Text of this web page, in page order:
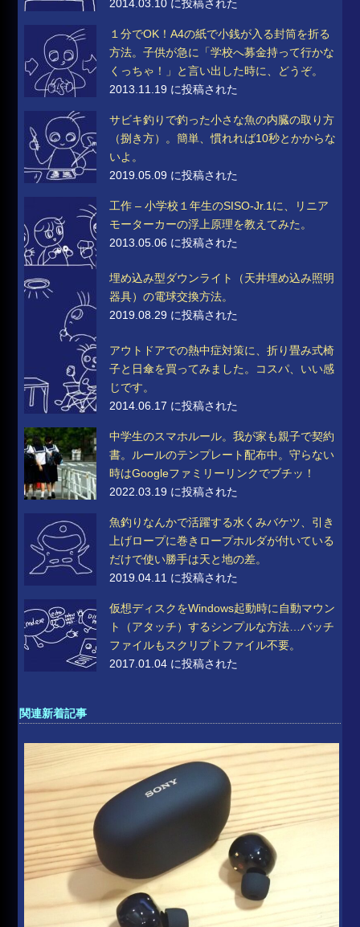
2014.03.10 に投稿された
１分でOK！A4の紙で小銭が入る封筒を折る
方法。子供が急に「学校へ募金持って行かな
くっちゃ！」と言い出した時に、どうぞ。
2013.11.19 に投稿された
サビキ釣りで釣った小さな魚の内臓の取り方
（捌き方）。簡単、慣れれば10秒とかからな
いよ。
2019.05.09 に投稿された
工作 – 小学校１年生のSISO-Jr.1に、リニア
モーターカーの浮上原理を教えてみた。
2013.05.06 に投稿された
埋め込み型ダウンライト（天井埋め込み照明
器具）の電球交換方法。
2019.08.29 に投稿された
アウトドアでの熱中症対策に、折り畳み式椅
子と日傘を買ってみました。コスパ、いい感
じです。
2014.06.17 に投稿された
中学生のスマホルール。我が家も親子で契約
書。ルールのテンプレート配布中。守らない
時はGoogleファミリーリンクでブチッ！
2022.03.19 に投稿された
魚釣りなんかで活躍する水くみバケツ、引き
上げロープに巻きロープホルダが付いている
だけで使い勝手は天と地の差。
2019.04.11 に投稿された
仮想ディスクをWindows起動時に自動マウン
ト（アタッチ）するシンプルな方法…バッチ
ファイルもスクリプトファイル不要。
2017.01.04 に投稿された
関連新着記事